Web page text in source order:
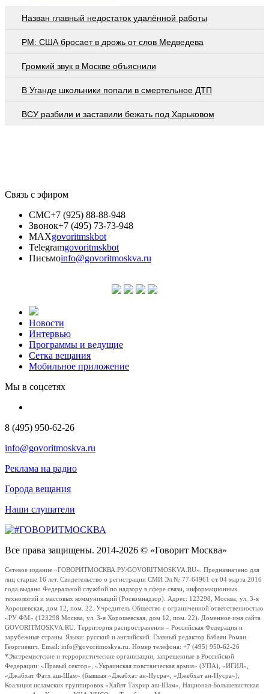
Назван главный недостаток удалённой работы
PM: США бросает в дрожь от слов Медведева
Громкий звук в Москве объяснили
В Уганде школьники попали в смертельное ДТП
ВСУ разбили и заставили бежать под Харьковом
Связь с эфиром
СМС+7 (925) 88-88-948
Звонок+7 (495) 73-73-948
MAXgovoritmskbot
Telegramgovoritmskbot
Письмоinfo@govoritmoskva.ru
Новости
Интервью
Программы и ведущие
Сетка вещания
Мобильное приложение
Мы в соцсетях
8 (495) 950-62-26
info@govoritmoskva.ru
Реклама на радио
Города вещания
Наши слушатели
Все права защищены. 2014-2026 © «Говорит Москва»
Сетевое издание «ГОВОРИТМОСКВА.РУ/GOVORITMOSKVA.RU». Предназначено для
лиц старше 16 лет. Свидетельство о регистрации СМИ Эл № 77-64961 от 04 марта 2016
года выдано Федеральной службой по надзору в сфере связи, информационных
технологий и массовых коммуникаций (Роскомнадзор). Адрес: 123298, Москва, ул. 3-я
Хорошевская, дом 12, пом. 22. Учредитель Общество с ограниченной ответственностью
«РУ ФМ» (123298 Москва, ул. 3-я Хорошевская, дом 12, пом. 22). Доменное имя сайта
GOVORITMOSKVA.RU. Территория распространения – Российская Федерация и
зарубежные страны. Языки: русский и английский. Главный редактор Бабаян Роман
Георгиевич. Email: info@govoritmoskva.ru. Номер телефона: +7 (495) 950-62-26
*Экстремистские и террористические организации, запрещенные в Российской
Федерации: «Правый сектор», «Украинская повстанческая армия» (УПА), «ИГИЛ»,
«Джабхат Фатх аш-Шам» (бывшая «Джабхат ан-Нусра», «Джебхат ан-Нусра»),
Коалиция исламских группировок «Хайят Тахрир аш-Шам», Национал-Большевистская